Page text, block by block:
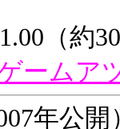
（約
ームア
年